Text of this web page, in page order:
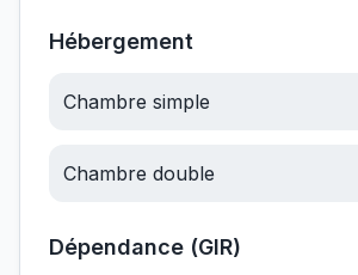
Hébergement
Chambre simple
Chambre double
Dépendance (GIR)